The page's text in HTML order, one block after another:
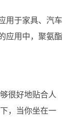
用于家具、汽车
应用中，聚氨酯
很好地贴合人
，当你坐在一